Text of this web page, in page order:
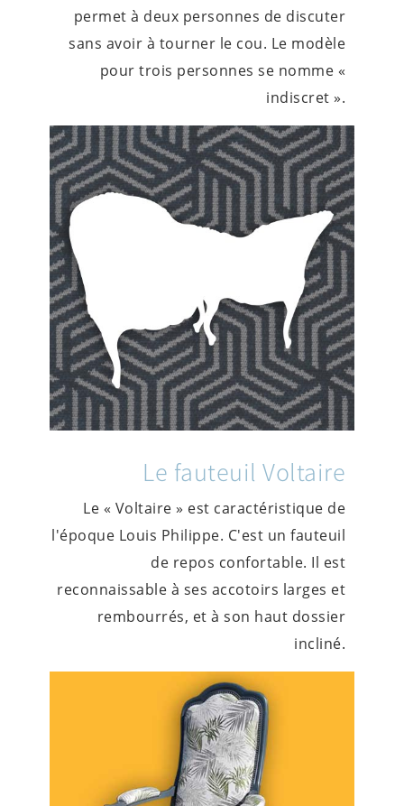
permet à deux personnes de discuter
sans avoir à tourner le cou. Le modèle
pour trois personnes se nomme «
indiscret ».
Le fauteuil Voltaire
Le « Voltaire » est caractéristique de
l'époque Louis Philippe. C'est un fauteuil
de repos confortable. Il est
reconnaissable à ses accotoirs larges et
rembourrés, et à son haut dossier
incliné.